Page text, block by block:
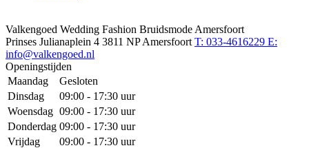
Valkengoed Wedding Fashion Bruidsmode Amersfoort
Prinses Julianaplein 4 3811 NP Amersfoort T: 033-4616229 E:
info@valkengoed.nl
Openingstijden
Maandag
Gesloten
Dinsdag
09:00 - 17:30 uur
Woensdag 09:00 - 17:30 uur
Donderdag 09:00 - 17:30 uur
Vrijdag
09:00 - 17:30 uur